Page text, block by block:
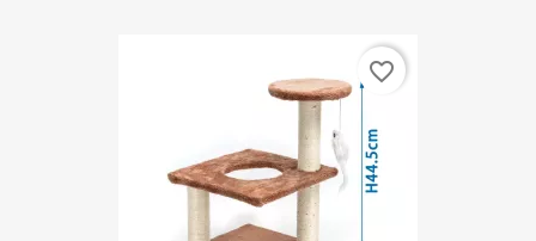
favorite_border